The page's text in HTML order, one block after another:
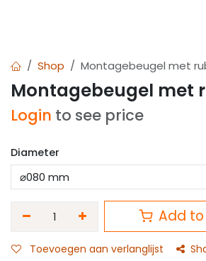
Shop Montagebeugel met
Montagebeugel met
Login to see price
Diameter
Add
Toevoegen aan verlanglijst